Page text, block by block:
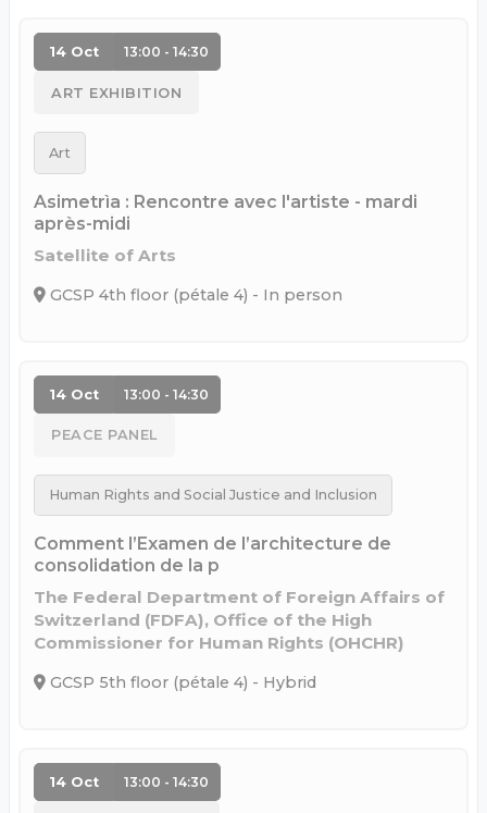
14 Oct 13:00 - 14:30
ART EXHIBITION
Art
Asimetrìa : Rencontre avec l'artiste - mardi
après-midi
Satellite of Arts
GCSP 4th floor (pétale 4) - In person
14 Oct 13:00 - 14:30
PEACE PANEL
Human Rights and Social Justice and Inclusion
Comment l’Examen de l’architecture de
consolidation de la p
The Federal Department of Foreign Affairs of
Switzerland (FDFA), Office of the High
Commissioner for Human Rights (OHCHR)
GCSP 5th floor (pétale 4) - Hybrid
14 Oct 13:00 - 14:30